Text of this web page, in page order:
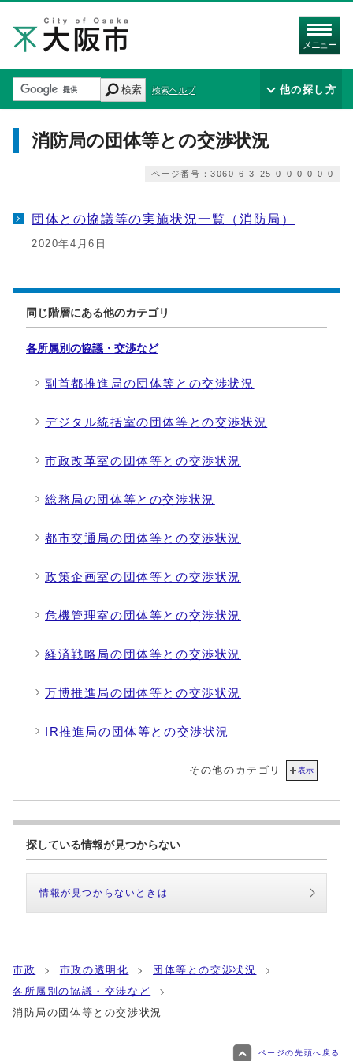
メニュー
検索 検索ヘルプ 他の探し方
消防局の団体等との交渉状況
ページ番号：3060-6-3-25-0-0-0-0-0-0
団体との協議等の実施状況一覧（消防局）
2020年4月6日
同じ階層にある他のカテゴリ
各所属別の協議・交渉など
副首都推進局の団体等との交渉状況
デジタル統括室の団体等との交渉状況
市政改革室の団体等との交渉状況
総務局の団体等との交渉状況
都市交通局の団体等との交渉状況
政策企画室の団体等との交渉状況
危機管理室の団体等との交渉状況
経済戦略局の団体等との交渉状況
万博推進局の団体等との交渉状況
IR推進局の団体等との交渉状況
その他のカテゴリ 表示
探している情報が見つからない
情報が見つからないときは
市政 市政の透明化
団体等との交渉状況
各所属別の協議・交渉など
消防局の団体等との交渉状況
ページの先頭へ戻る